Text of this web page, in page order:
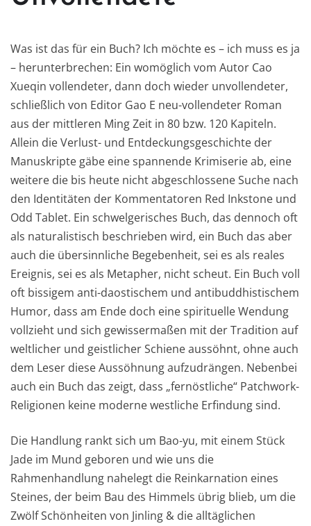
Was ist das für ein Buch? Ich möchte es – ich muss es ja
– herunterbrechen: Ein womöglich vom Autor Cao
Xueqin vollendeter, dann doch wieder unvollendeter,
schließlich von Editor Gao E neu-vollendeter Roman
aus der mittleren Ming Zeit in 80 bzw. 120 Kapiteln.
Allein die Verlust- und Entdeckungsgeschichte der
Manuskripte gäbe eine spannende Krimiserie ab, eine
weitere die bis heute nicht abgeschlossene Suche nach
den Identitäten der Kommentatoren Red Inkstone und
Odd Tablet. Ein schwelgerisches Buch, das dennoch oft
als naturalistisch beschrieben wird, ein Buch das aber
auch die übersinnliche Begebenheit, sei es als reales
Ereignis, sei es als Metapher, nicht scheut. Ein Buch voll
oft bissigem anti-daostischem und antibuddhistischem
Humor, dass am Ende doch eine spirituelle Wendung
vollzieht und sich gewissermaßen mit der Tradition auf
weltlicher und geistlicher Schiene aussöhnt, ohne auch
dem Leser diese Aussöhnung aufzudrängen. Nebenbei
auch ein Buch das zeigt, dass „fernöstliche“ Patchwork-
Religionen keine moderne westliche Erfindung sind.
Die Handlung rankt sich um Bao-yu, mit einem Stück
Jade im Mund geboren und wie uns die
Rahmenhandlung nahelegt die Reinkarnation eines
Steines, der beim Bau des Himmels übrig blieb, um die
Zwölf Schönheiten von Jinling & die alltäglichen